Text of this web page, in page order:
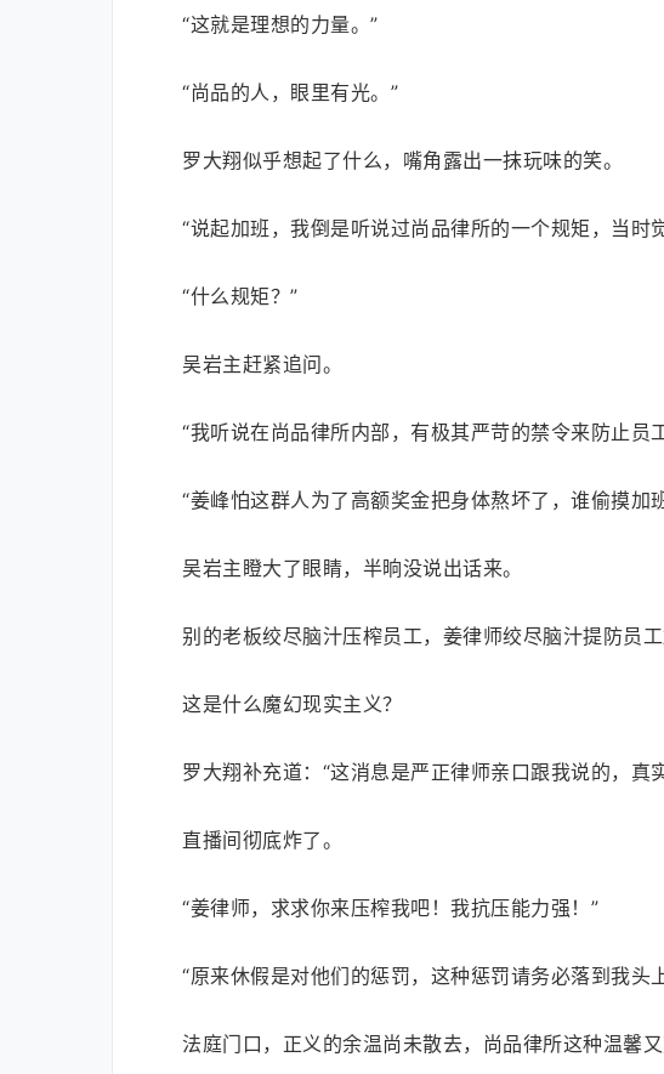
“这就是理想的力量。”
“尚品的人，眼里有光。”
罗大翔似乎想起了什么，嘴角露出一抹玩味的笑。
“说起加班，我倒是听说过尚品律所的一个规矩，当时
“什么规矩？”
吴岩主赶紧追问。
“我听说在尚品律所内部，有极其严苛的禁令来防止员
“姜峰怕这群人为了高额奖金把身体熬坏了，谁偷摸加
吴岩主瞪大了眼睛，半晌没说出话来。
别的老板绞尽脑汁压榨员工，姜律师绞尽脑汁提防员工
这是什么魔幻现实主义？
罗大翔补充道：“这消息是严正律师亲口跟我说的，真
直播间彻底炸了。
“姜律师，求求你来压榨我吧！我抗压能力强！”
“原来休假是对他们的惩罚，这种惩罚请务必落到我头
法庭门口，正义的余温尚未散去，尚品律所这种温馨